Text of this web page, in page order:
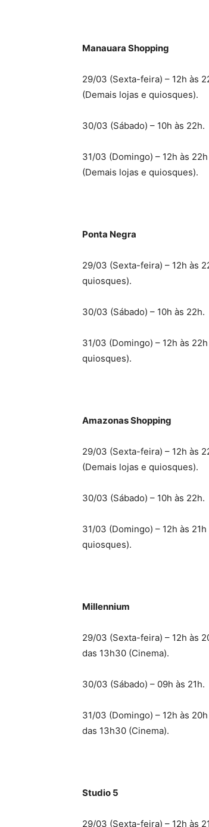
Manauara Shopping
29/03 (Sexta-feira) – 12h às
(Demais lojas e quiosques).
30/03 (Sábado) – 10h às 22h.
31/03 (Domingo) – 12h às
(Demais lojas e quiosques).
Ponta Negra
29/03 (Sexta-feira) – 12h às
quiosques).
30/03 (Sábado) – 10h às 22h.
31/03 (Domingo) – 12h às
quiosques).
Amazonas Shopping
29/03 (Sexta-feira) – 12h às
(Demais lojas e quiosques).
30/03 (Sábado) – 10h às 22h.
31/03 (Domingo) – 12h às
quiosques).
Millennium
29/03 (Sexta-feira) – 12h às
das 13h30 (Cinema).
30/03 (Sábado) – 09h às 21h.
31/03 (Domingo) – 12h às
das 13h30 (Cinema).
Studio 5
29/03 (Sexta-feira) – 12h às